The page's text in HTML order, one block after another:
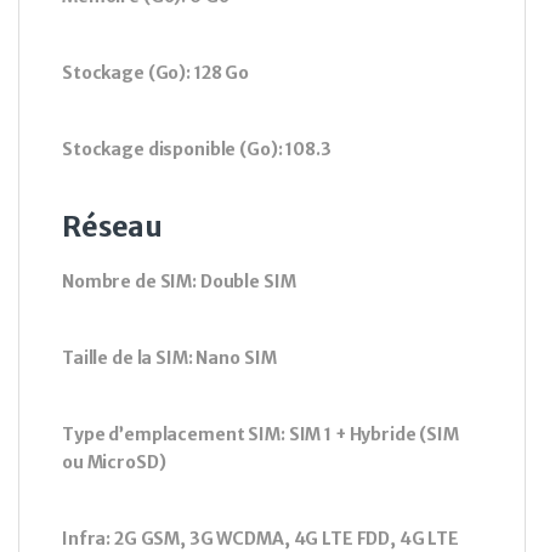
Stockage (Go): 128 Go
Stockage disponible (Go): 108.3
Réseau
Nombre de SIM: Double SIM
Taille de la SIM: Nano SIM
Type d’emplacement SIM: SIM 1 + Hybride (SIM
ou MicroSD)
Infra: 2G GSM, 3G WCDMA, 4G LTE FDD, 4G LTE